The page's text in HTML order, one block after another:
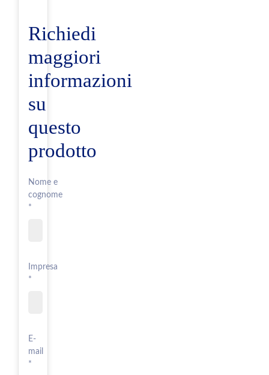
Richiedi
maggiori
informazioni
su
questo
prodotto
Nome e
cognome
*
Impresa
*
E-
mail
*